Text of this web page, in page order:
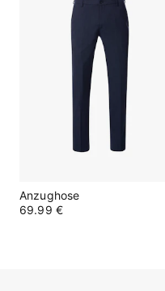
Anzughose
69.99 €